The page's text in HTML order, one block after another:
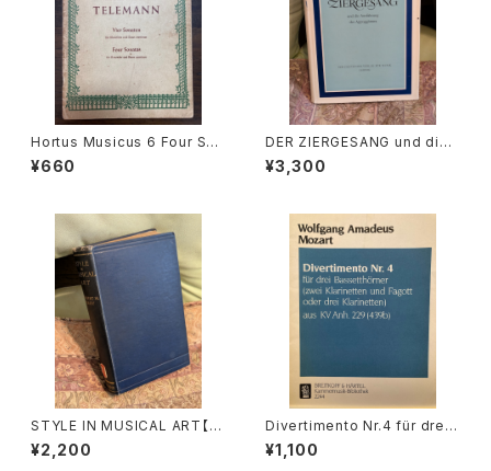
Hortus Musicus 6 Four Son
atas for Recorder and Bas
so Continuo【著者：Georg P
¥660
DER ZIERGESANG und die
Ausfuhrung der Appoggiat
ura【著者：Kurt Wichmann】出
¥3,300
STYLE IN MUSICAL ART【著
者：C. HUBERT H.PARRY】出
版社：MACMILLAN AND CO,
¥2,200
Divertimento Nr.4 für drei
Basetthörner(zwei klarinet
ten und Fagotto oder drei
¥1,100